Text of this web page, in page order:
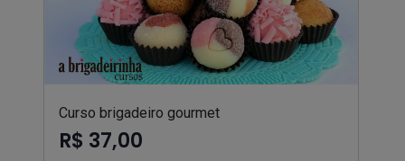
Curso brigadeiro gourmet
R$ 37,00